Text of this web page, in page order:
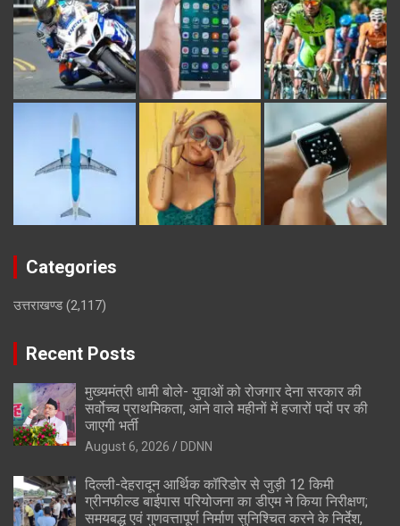
Categories
उत्तराखण्ड(2,117)
Recent Posts
मुख्यमंत्री धामी बोले- युवाओं को रोजगार देना सरकार की
सर्वोच्च प्राथमिकता, आने वाले महीनों में हजारों पदों पर की
जाएगी भर्ती
August 6, 2026 DDNN
दिल्ली-देहरादून आर्थिक कॉरिडोर से जुड़ी 12 किमी
ग्रीनफील्ड बाईपास परियोजना का डीएम ने किया निरीक्षण;
समयबद्ध एवं गुणवत्तापूर्ण निर्माण सुनिश्चित करने के निर्देश,